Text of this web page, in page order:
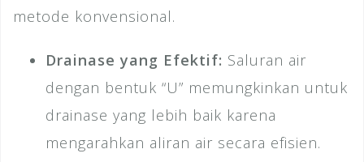
metode konvensional.
Drainase yang Efektif: Saluran air
dengan bentuk “U” memungkinkan untuk
drainase yang lebih baik karena
mengarahkan aliran air secara efisien.